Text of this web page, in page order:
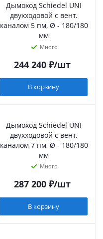
Дымоход Schiedel UNI
двухходовой с вент.
каналом 5 пм, Ø - 180/180
мм
Много
244 240₽/шт
В корзину
Дымоход Schiedel UNI
двухходовой с вент.
каналом 7 пм, Ø - 180/180
мм
Много
287 200₽/шт
В корзину